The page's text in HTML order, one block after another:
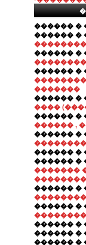
������ �
������ �
������ �
������ �
�������
������ �
����
������ �
������ ,
������ �
������ �
������ �
�������
������ �
������ �
������ �
������ �
������ �